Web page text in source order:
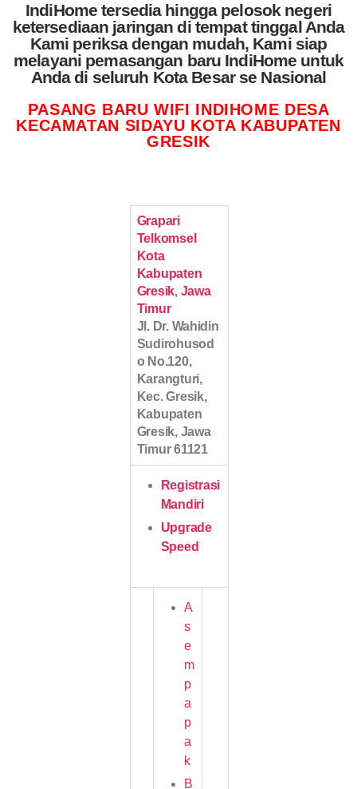
IndiHome tersedia hingga pelosok negeri
ketersediaan jaringan di tempat tinggal Anda
Kami periksa dengan mudah, Kami siap
melayani pemasangan baru IndiHome untuk
Anda di seluruh Kota Besar se Nasional
PASANG BARU WIFI INDIHOME DESA
KECAMATAN SIDAYU KOTA KABUPATEN
GRESIK
Grapari
Telkomsel
Kota
Kabupaten
Gresik, Jawa
Timur
Jl. Dr. Wahidin
Sudirohusod
o No.120,
Karangturi,
Kec. Gresik,
Kabupaten
Gresik, Jawa
Timur 61121
Registrasi
Mandiri
Upgrade
Speed
A
s
e
m
p
a
p
a
k
B